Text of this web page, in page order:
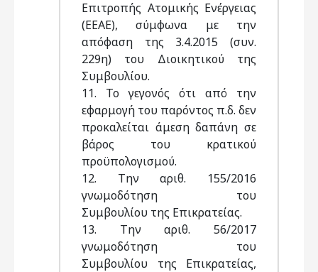
Επιτροπής Ατομικής Ενέργειας
(ΕΕΑΕ), σύμφωνα με την
απόφαση της 3.4.2015 (συν.
229η) του Διοικητικού της
Συμβουλίου.
11. Το γεγονός ότι από την
εφαρμογή του παρόντος π.δ. δεν
προκαλείται άμεση δαπάνη σε
βάρος του κρατικού
προϋπολογισμού.
12. Την αριθ. 155/2016
γνωμοδότηση του
Συμβουλίου της Επικρατείας.
13. Την αριθ. 56/2017
γνωμοδότηση του
Συμβουλίου της Επικρατείας,